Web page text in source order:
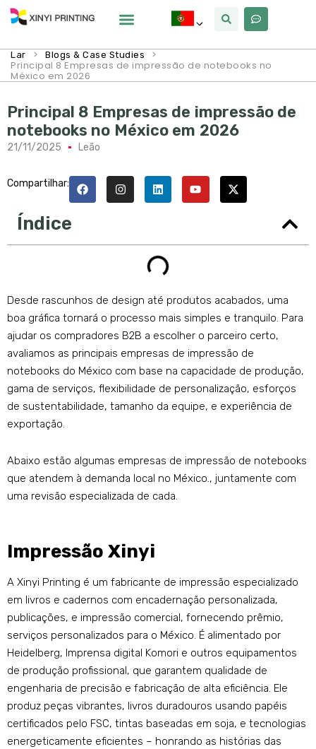
Lar > Blogs & Case Studies >
Principal 8 Empresas de impressão de notebooks no
México em 2026
Principal 8 Empresas de impressão de
notebooks no México em 2026
21/11/2025 Leão
Compartilhar:
Índice
Desde rascunhos de design até produtos acabados, uma
boa gráfica tornará o processo mais simples e tranquilo. Para
ajudar os compradores B2B a escolher o parceiro certo,
avaliamos as principais empresas de impressão de
notebooks do México com base na capacidade de produção,
gama de serviços, flexibilidade de personalização, esforços
de sustentabilidade, tamanho da equipe, e experiência de
exportação.
Abaixo estão algumas empresas de impressão de notebooks
que atendem à demanda local no México., juntamente com
uma revisão especializada de cada.
Impressão Xinyi
A Xinyi Printing é um fabricante de impressão especializado
em livros e cadernos com encadernação personalizada,
publicações, e impressão comercial, fornecendo prêmio,
serviços personalizados para o México. É alimentado por
Heidelberg, Imprensa digital Komori e outros equipamentos
de produção profissional, que garantem qualidade de
engenharia de precisão e fabricação de alta eficiência. Ele
produz peças vibrantes, livros duradouros usando papéis
certificados pelo FSC, tintas baseadas em soja, e tecnologias
energeticamente eficientes – honrando as histórias das